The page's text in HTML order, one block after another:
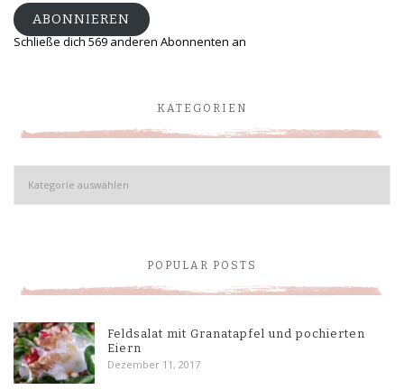
ABONNIEREN
Schließe dich 569 anderen Abonnenten an
KATEGORIEN
Kategorien
POPULAR POSTS
Feldsalat mit Granatapfel und pochierten
Eiern
Dezember 11, 2017